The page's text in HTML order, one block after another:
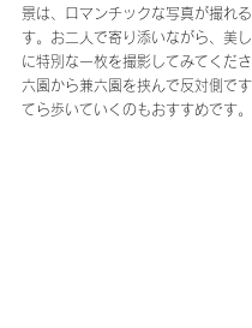
景は、ロマンチックな写真が撮れ
す。お二人で寄り添いながら、美
に特別な一枚を撮影してみてくだ
六園から兼六園を挟んで反対側で
てら歩いていくのもおすすめです。